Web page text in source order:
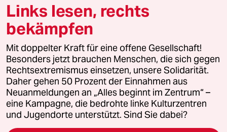
© 2026 taz Verlags und Vertriebs GmbH
Alle Rechte vorbehalten. Bei rechtlichen Fragen oder für Genehmigungen
wenden Sie sich bitte an
lizenzen@taz.de
Feedback Redaktionsstatut Kommune-Richtlinien
Leitlinie Informant Datenschutz Impressum AGB
Links lesen, rechts
bekämpfen
Mit doppelter Kraft für eine offene Gesellschaft!
Besonders jetzt brauchen Menschen, die sich gegen
Rechtsextremismus einsetzen, unsere Solidarität.
Daher gehen 50 Prozent der Einnahmen aus
Neuanmeldungen an „Alles beginnt im Zentrum“ –
eine Kampagne, die bedrohte linke Kulturzentren
und Jugendorte unterstützt. Sind Sie dabei?